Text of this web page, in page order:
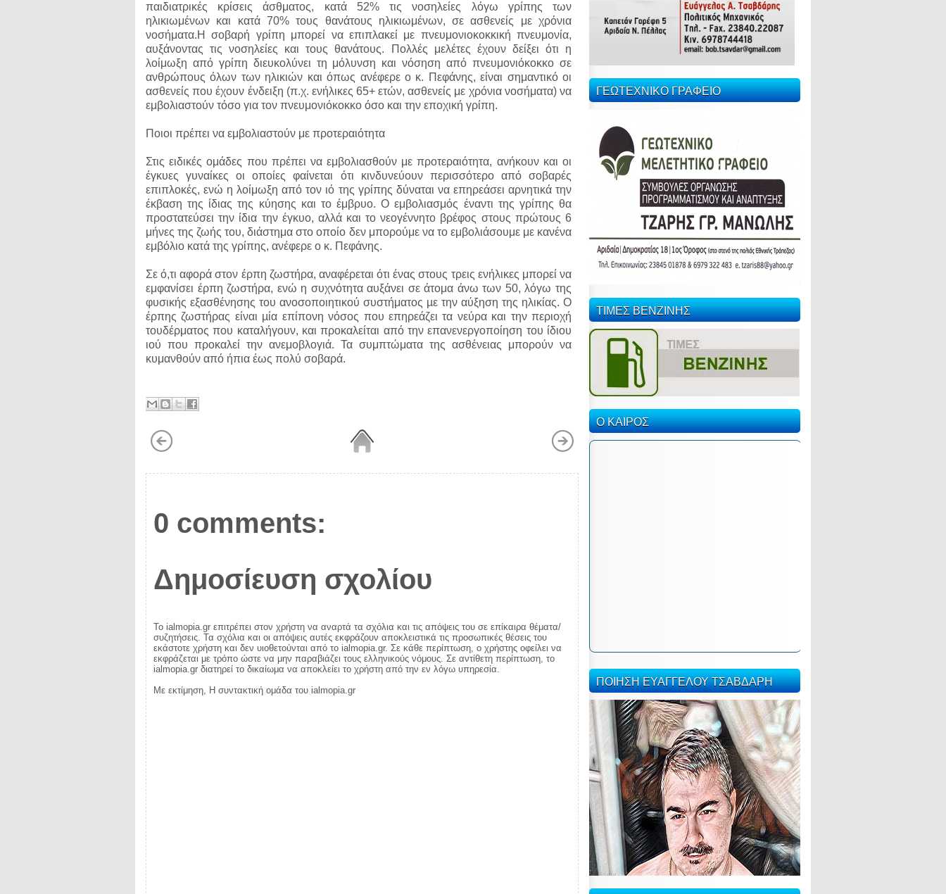
παιδιατρικές κρίσεις άσθματος, κατά 52% τις νοσηλείες λόγω γρίπης των
ηλικιωμένων και κατά 70% τους θανάτους ηλικιωμένων, σε ασθενείς με χρόνια
νοσήματα.Η σοβαρή γρίπη μπορεί να επιπλακεί με πνευμονιοκοκκική πνευμονία,
αυξάνοντας τις νοσηλείες και τους θανάτους. Πολλές μελέτες έχουν δείξει ότι η
λοίμωξη από γρίπη διευκολύνει τη μόλυνση και νόσηση από πνευμονιόκοκκο σε
ανθρώπους όλων των ηλικιών και όπως ανέφερε ο κ. Πεφάνης, είναι σημαντικό οι
ασθενείς που έχουν ένδειξη (π.χ. ενήλικες 65+ ετών, ασθενείς με χρόνια νοσήματα) να
εμβολιαστούν τόσο για τον πνευμονιόκοκκο όσο και την εποχική γρίπη.
Ποιοι πρέπει να εμβολιαστούν με προτεραιότητα
Στις ειδικές ομάδες που πρέπει να εμβολιασθούν με προτεραιότητα, ανήκουν και οι
έγκυες γυναίκες οι οποίες φαίνεται ότι κινδυνεύουν περισσότερο από σοβαρές
επιπλοκές, ενώ η λοίμωξη από τον ιό της γρίπης δύναται να επηρεάσει αρνητικά την
έκβαση της ίδιας της κύησης και το έμβρυο. Ο εμβολιασμός έναντι της γρίπης θα
προστατεύσει την ίδια την έγκυο, αλλά και το νεογέννητο βρέφος στους πρώτους 6
μήνες της ζωής του, διάστημα στο οποίο δεν μπορούμε να το εμβολιάσουμε με κανένα
εμβόλιο κατά της γρίπης, ανέφερε ο κ. Πεφάνης.
Σε ό,τι αφορά στον έρπη ζωστήρα, αναφέρεται ότι ένας στους τρεις ενήλικες μπορεί να
εμφανίσει έρπη ζωστήρα, ενώ η συχνότητα αυξάνει σε άτομα άνω των 50, λόγω της
φυσικής εξασθένησης του ανοσοποιητικού συστήματος µε την αύξηση της ηλικίας. Ο
έρπης ζωστήρας είναι µία επίπονη νόσος που επηρεάζει τα νεύρα και την περιοχή
τουδέρματος που καταλήγουν, και προκαλείται από την επανενεργοποίηση του ίδιου
ιού που προκαλεί την ανεμοβλογιά. Τα συμπτώματα της ασθένειας μπορούν να
κυμανθούν από ήπια έως πολύ σοβαρά.
0 comments:
Δημοσίευση σχολίου
Το ialmopia.gr επιτρέπει στον χρήστη να αναρτά τα σχόλια και τις απόψεις του σε επίκαιρα θέματα/
συζητήσεις. Τα σχόλια και οι απόψεις αυτές εκφράζουν αποκλειστικά τις προσωπικές θέσεις του
εκάστοτε χρήστη και δεν υιοθετούνται από το ialmopia.gr. Σε κάθε περίπτωση, ο χρήστης οφείλει να
εκφράζεται με τρόπο ώστε να μην παραβιάζει τους ελληνικούς νόμους. Σε αντίθετη περίπτωση, το
ialmopia.gr διατηρεί το δικαίωμα να αποκλείει το χρήστη από την εν λόγω υπηρεσία.
Με εκτίμηση, Η συντακτική ομάδα του ialmopia.gr
ΓΕΩΤΕΧΝΙΚΟ ΓΡΑΦΕΙΟ
ΤΙΜΕΣ ΒΕΝΖΙΝΗΣ
Ο ΚΑΙΡΟΣ
ΠΟΙΗΣΗ ΕΥΑΓΓΕΛΟΥ ΤΣΑΒΔΑΡΗ